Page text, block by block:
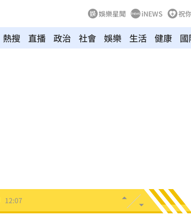
娛樂星聞 iNEWS 祝
熱搜 直播 政治 社會 娛樂 生活 健康 國
12:03